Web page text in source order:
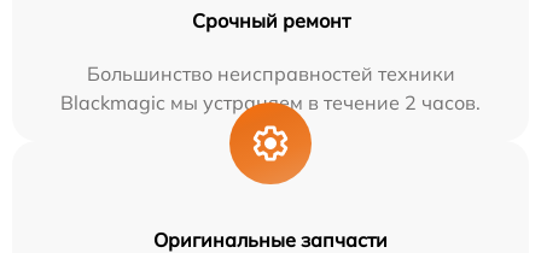
Срочный ремонт
Большинство неисправностей техники
Blackmagic мы устраняем в течение 2 часов.
Оригинальные запчасти